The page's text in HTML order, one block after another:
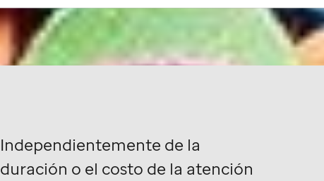
Independientemente de la
duración o el costo de la atención